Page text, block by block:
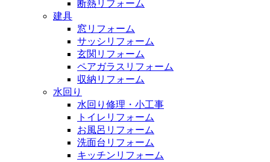
断熱リフォーム
建具
窓リフォーム
サッシリフォーム
玄関リフォーム
ペアガラスリフォーム
収納リフォーム
水回り
水回り修理・小工事
トイレリフォーム
お風呂リフォーム
洗面台リフォーム
キッチンリフォーム